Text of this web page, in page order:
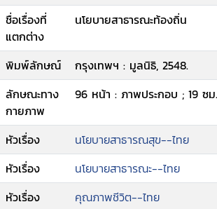
ชื่อเรื่องที่
แตกต่าง
นโยบายสาธารณะท้องถิ่น
พิมพ์ลักษณ์
กรุงเทพฯ : มูลนิธิ, 2548.
ลักษณะทาง
กายภาพ
96 หน้า : ภาพประกอบ ; 19 ซม.
หัวเรื่อง
นโยบายสาธารณสุข--ไทย
หัวเรื่อง
นโยบายสาธารณะ--ไทย
หัวเรื่อง
คุณภาพชีวิต--ไทย